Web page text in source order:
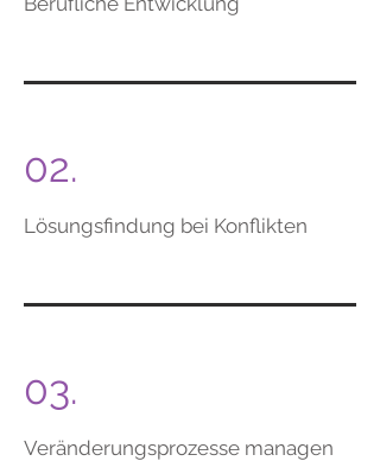
02.
Lösungsfindung bei Konflikten
03.
Veränderungsprozesse managen